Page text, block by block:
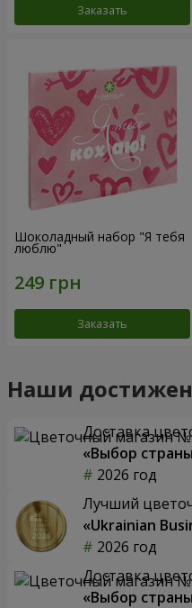
Заказать
Шоколадный набор "Я тебя
люблю"
Заказать
Наши
Доставка
«Выбор
2026 год
Лучший
«Ukrainian
2026 год
Доставка
«Выбор